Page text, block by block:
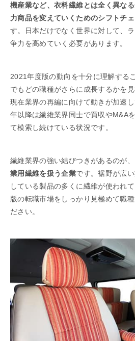
機産業など、衣料繊維とは全く異な
力商品を変えていくためのシフトチ
す。日本だけでなく世界に対して、
争力を高めていく必要があります。
2021年度版の動向を十分に理解する
でもどの職種がさらに成長するかを
現在業界の再編に向けて動きが加速
年以降は繊維業界同士で買収やM&A
て模索し続けている状況です。
繊維業界の強い結びつきがあるのが、
業用繊維を扱う企業です。裾野が広
している製品の多くに繊維が使われ
版の転職市場をしっかり見極めて職
ださい。